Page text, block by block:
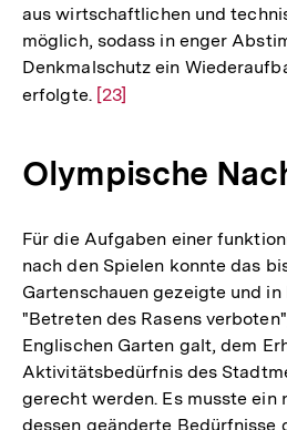
aus wirtschaftlichen und
möglich, sodass in enger
Denkmalschutz ein
erfolgte. Zur
Fußnote
[23]
Olympische
Für die Aufgaben einer
nach den Spielen konnte das
Gartenschauen gezeigte und
"Betreten des Rasens
Englischen Garten galt, dem
Aktivitätsbedürfnis des
gerecht werden. Es musste ein
dessen geänderte Bedürfnisse